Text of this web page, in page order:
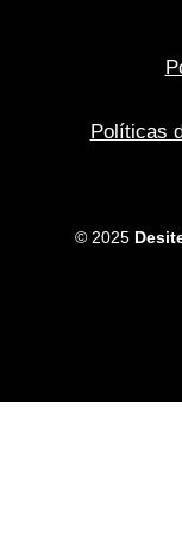
Políticas
© 2025